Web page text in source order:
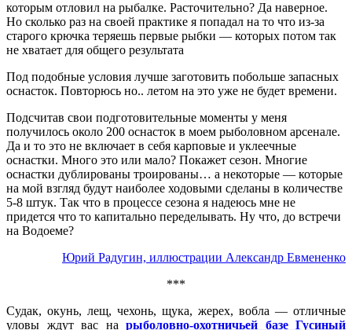
которым отловил на рыбалке. Расточительно? Да наверное.
Но сколько раз на своей практике я попадал на то что из-за
старого крючка теряешь первые рыбки — которых потом так
не хватает для общего результата
Под подобные условия лучше заготовить побольше запасных
оснасток. Повторюсь но.. летом на это уже не будет времени.
Подсчитав свои подготовительные моменты у меня
получилось около 200 оснасток в моем рыболовном арсенале.
Да и то это не включает в себя карповые и уклеечные
оснастки. Много это или мало? Покажет сезон. Многие
оснастки дублированы троированы… а некоторые — которые
на мой взгляд будут наиболее ходовыми сделаны в количестве
5-8 штук. Так что в процессе сезона я надеюсь мне не
придется что то капитально переделывать. Ну что, до встречи
на Водоеме?
Юрий Радугин, иллюстрации Александр Евмененко
***
Судак, окунь, лещ, чехонь, щука, жерех, вобла — отличные
уловы ждут вас на рыболовно-охотничьей базе Гусиный